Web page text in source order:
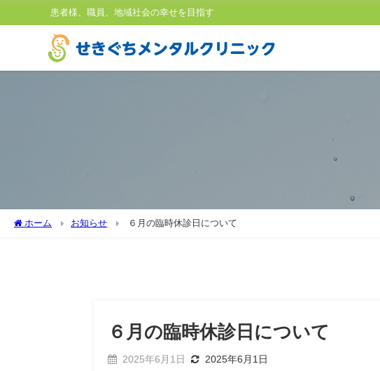
患者様、職員、地域社会の幸せを目指す
ホーム お知らせ ６月の臨時休診日について
６月の臨時休診日について
2025年6月1日 2025年6月1日